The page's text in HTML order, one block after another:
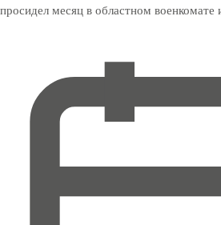
просидел месяц в областном военкомате